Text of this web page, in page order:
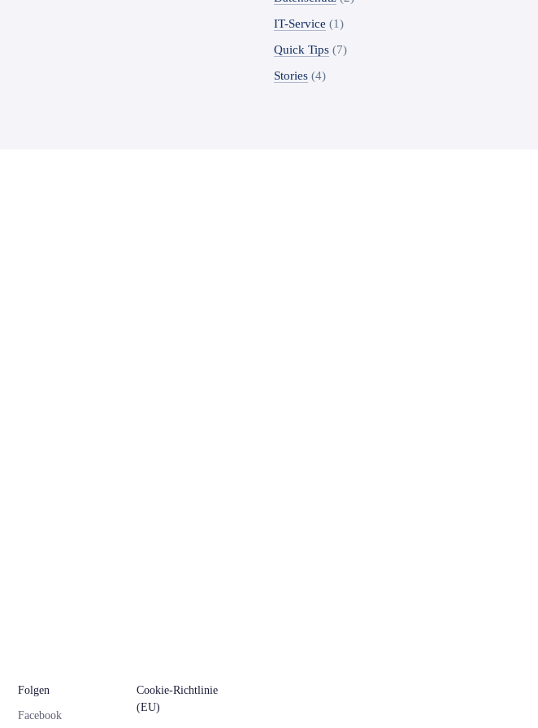
IT-Service (1)
Quick Tips (7)
Stories (4)
Folgen
Facebook
Cookie-Richtlinie
(EU)